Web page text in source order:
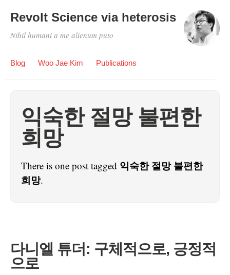
Revolt Science via heterosis
Nihil humani a me alienum puto
Blog Woo Jae Kim Publications
익숙한 절망 불편한
희망
There is one post tagged 익숙한 절망 불편한
희망.
다니엘 튜더: 구체적으로, 긍정적
으로